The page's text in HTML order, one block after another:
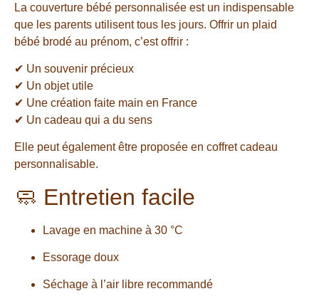
La couverture bébé personnalisée est un indispensable
que les parents utilisent tous les jours. Offrir un plaid
bébé brodé au prénom, c’est offrir :
✔ Un souvenir précieux
✔ Un objet utile
✔ Une création faite main en France
✔ Un cadeau qui a du sens
Elle peut également être proposée en coffret cadeau
personnalisable.
🧼 Entretien facile
Lavage en machine à 30 °C
Essorage doux
Séchage à l’air libre recommandé